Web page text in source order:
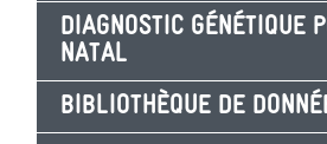
DIAGNOSTIC GÉNÉTIQUE
NATAL
BIBLIOTHÈQUE DE